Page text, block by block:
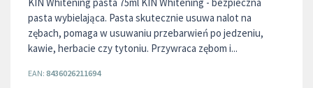
pasta wybielająca. Pasta skutecznie usuwa nalot na
zębach, pomaga w usuwaniu przebarwień po jedzeniu,
kawie, herbacie czy tytoniu. Przywraca zębom i...
EAN: 8436026211694